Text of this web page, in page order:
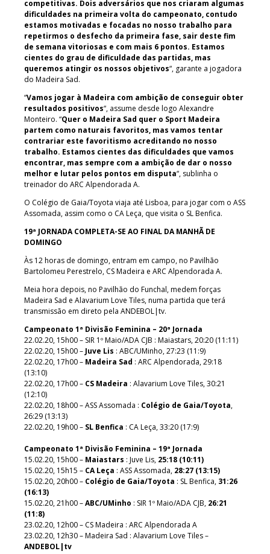
competitivas. Dois adversários que nos criaram algumas
dificuldades na primeira volta do campeonato, contudo
estamos motivadas e focadas no nosso trabalho para
repetirmos o desfecho da primeira fase, sair deste fim
de semana vitoriosas e com mais 6 pontos. Estamos
cientes do grau de dificuldade das partidas, mas
queremos atingir os nossos objetivos“, garante a jogadora
do Madeira Sad.
“Vamos jogar à Madeira com ambição de conseguir obter
resultados positivos“, assume desde logo Alexandre
Monteiro. “Quer o Madeira Sad quer o Sport Madeira
partem como naturais favoritos, mas vamos tentar
contrariar este favoritismo acreditando no nosso
trabalho. Estamos cientes das dificuldades que vamos
encontrar, mas sempre com a ambição de dar o nosso
melhor e lutar pelos pontos em disputa“, sublinha o
treinador do ARC Alpendorada A.
O Colégio de Gaia/Toyota viaja até Lisboa, para jogar com o ASS
Assomada, assim como o CA Leça, que visita o SL Benfica.
19ª JORNADA COMPLETA-SE AO FINAL DA MANHÃ DE
DOMINGO
Às 12 horas de domingo, entram em campo, no Pavilhão
Bartolomeu Perestrelo, CS Madeira e ARC Alpendorada A.
Meia hora depois, no Pavilhão do Funchal, medem forças
Madeira Sad e Alavarium Love Tiles, numa partida que terá
transmissão em direto pela ANDEBOL|tv.
Campeonato 1ª Divisão Feminina – 20ª Jornada
22.02.20, 15h00 – SIR 1º Maio/ADA CJB : Maiastars, 20:20 (11:11)
22.02.20, 15h00 – Juve Lis : ABC/UMinho, 27:23 (11:9)
22.02.20, 17h00 – Madeira Sad : ARC Alpendorada, 29:18
(13:10)
22.02.20, 17h00 – CS Madeira : Alavarium Love Tiles, 30:21
(12:10)
22.02.20, 18h00 – ASS Assomada : Colégio de Gaia/Toyota,
26:29 (13:13)
22.02.20, 19h00 – SL Benfica : CA Leça, 33:20 (17:9)
Campeonato 1ª Divisão Feminina – 19ª Jornada
15.02.20, 15h00 – Maiastars : Juve Lis, 25:18 (10:11)
15.02.20, 15h15 – CA Leça : ASS Assomada, 28:27 (13:15)
15.02.20, 20h00 – Colégio de Gaia/Toyota : SL Benfica, 31:26
(16:13)
15.02.20, 21h00 –ABC/UMinho : SIR 1º Maio/ADA CJB, 26:21
(11:8)
23.02.20, 12h00 – CS Madeira : ARC Alpendorada A
23.02.20, 12h30 – Madeira Sad : Alavarium Love Tiles –
ANDEBOL|tv